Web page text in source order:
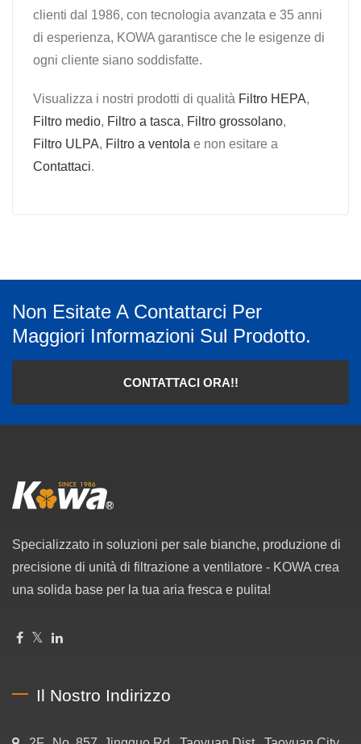
clienti dal 1986, con tecnologia avanzata e 35 anni
di esperienza, KOWA garantisce che le esigenze di
ogni cliente siano soddisfatte.
Visualizza i nostri prodotti di qualità Filtro HEPA,
Filtro medio, Filtro a tasca, Filtro grossolano,
Filtro ULPA, Filtro a ventola e non esitare a
Contattaci.
Non Esitate A Contattarci Per
Maggiori Informazioni Sul Prodotto.
CONTATTACI ORA!!
Specializzato in soluzioni per sale bianche, produzione di
precisione di unità di filtrazione a ventilatore - KOWA crea
una solida base per la tua aria fresca e pulita!
Il Nostro Indirizzo